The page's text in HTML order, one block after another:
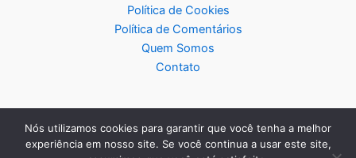
Política de Cookies
Política de Comentários
Quem Somos
Contato
Nós utilizamos cookies para garantir que você tenha a melhor
experiência em nosso site. Se você continua a usar este site,